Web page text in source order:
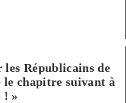
pour
la
les Républicains de
le chapitre suivant à
! »